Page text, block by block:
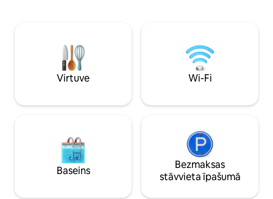
draugu uzņemšanai vai pilsētas skatu
baudīšanai. Tīras līnijas, gudrs
apgaismojums un izsmalcināts
plānojums rada drosmīgu, bet ērtu
dienā
Virtuve Wi-Fi
Baseins
Bezmaksas
stāvvieta īpašumā